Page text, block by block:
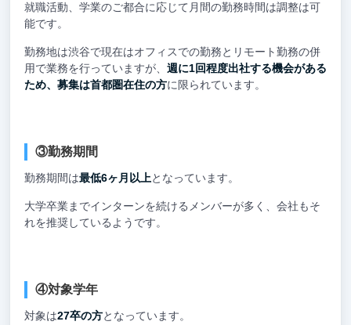
就職活動、学業のご都合に応じて月間の勤務時間は調整は可
能です。
勤務地は渋谷で現在はオフィスでの勤務とリモート勤務の併
用で業務を行っていますが、 週に1回程度出社する機会がある
ため、募集は首都圏在住の方に限られています。
③勤務期間
勤務期間は最低6ヶ月以上となっています。
大学卒業までインターンを続けるメンバーが多く、会社もそ
れを推奨しているようです。
④対象学年
対象は27卒の方となっています。